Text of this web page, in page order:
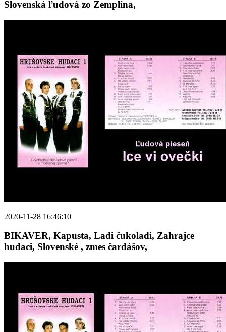
Slovenská ľudová zo Zemplína,
2020-11-28 16:46:10
BIKAVER, Kapusta, Ladi čukoladi, Zahrajce
hudaci, Slovenské , zmes čardášov,